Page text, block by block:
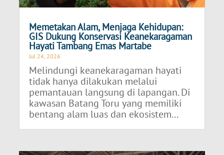
Memetakan Alam, Menjaga Kehidupan:
GIS Dukung Konservasi Keanekaragaman
Hayati Tambang Emas Martabe
Jul 24, 2026
Melindungi keanekaragaman hayati
tidak hanya dilakukan melalui
pemantauan langsung di lapangan. Di
kawasan Batang Toru yang memiliki
bentang alam luas dan ekosistem...